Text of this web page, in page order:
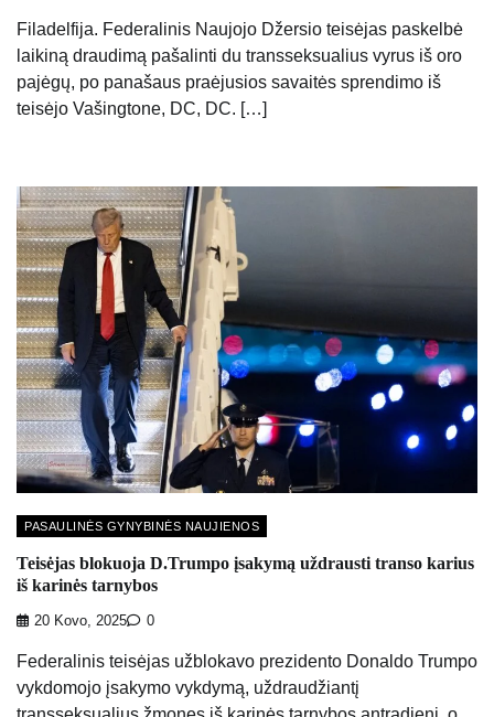
Filadelfija. Federalinis Naujojo Džersio teisėjas paskelbė
laikiną draudimą pašalinti du transseksualius vyrus iš oro
pajėgų, po panašaus praėjusios savaitės sprendimo iš
teisėjo Vašingtone, DC, DC. […]
PASAULINĖS GYNYBINĖS NAUJIENOS
Teisėjas blokuoja D.Trumpo įsakymą uždrausti transo karius
iš karinės tarnybos
20 Kovo, 2025 0
Federalinis teisėjas užblokavo prezidento Donaldo Trumpo
vykdomojo įsakymo vykdymą, uždraudžiantį